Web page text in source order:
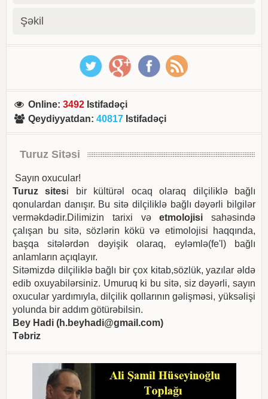
Şəkil
Online:3492 Istifadəçi
Qeydiyyatdan:40817 Istifadəçi
Turuz Sitəsi
Sayın oxucular!
Turuz sitesi bir kültürəl ocaq olaraq dilçiliklə bağlı
qonulardan danışır. Bu sitə dilçiliklə bağlı dəyərli bilgilər
verməkdədir.Dilimizin tarixi vəetmolojisi sahəsində
çalışan bu sitə, sözlərin kökü və etimolojisi haqqında,
başqa sitələrdən dəyişik olaraq, eyləmlə(fe'l) bağlı
anlamların açıqlayır.
Sitəmizdə dilçiliklə bağlı bir çox kitab,sözlük, yazılar əldə
edib oxuyabilərsiniz. Umuruq ki bu sitə, siz dəyərli, sayın
oxucular yardımıyla, dilçilik qollarının gəlişməsi, yüksəlişi
yolunda bir addım götürəbilsin.
Bey Hadi (h.beyhadi@gmail.com)
Təbriz